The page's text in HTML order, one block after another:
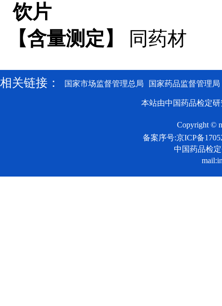
饮片
【含量测定】
同药材
相关链接： 国家市场监督管理总局 国家药品监督管理局
本站由中国药品检定
Copyright ©
备案序号:京ICP备
中国药品检